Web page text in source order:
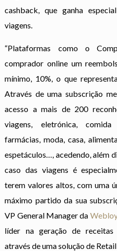
cashback, que ganha
viagens.
“Plataformas como o
comprador online um
mínimo, 10%, o que
Através de uma subscrição
acesso a mais de 200
viagens, eletrónica,
farmácias, moda, casa,
espetáculos…, acedendo, além
caso das viagens é
terem valores altos, com uma
máximo partido da sua
VP General Manager da
líder na geração de receitas
através de uma solução de